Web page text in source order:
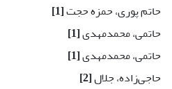
حاتم پوری، حمزه حجت[1]
حاتمی، محمدمهدی[1]
حاتمی، محمدمهدی[1]
حاجی‌زاده، جلال[2]